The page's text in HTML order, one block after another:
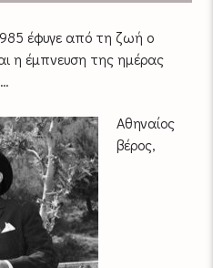
έφυγε από τη ζωή ο
η έμπνευση της ημέρας
Αθηναίος
βέρος,